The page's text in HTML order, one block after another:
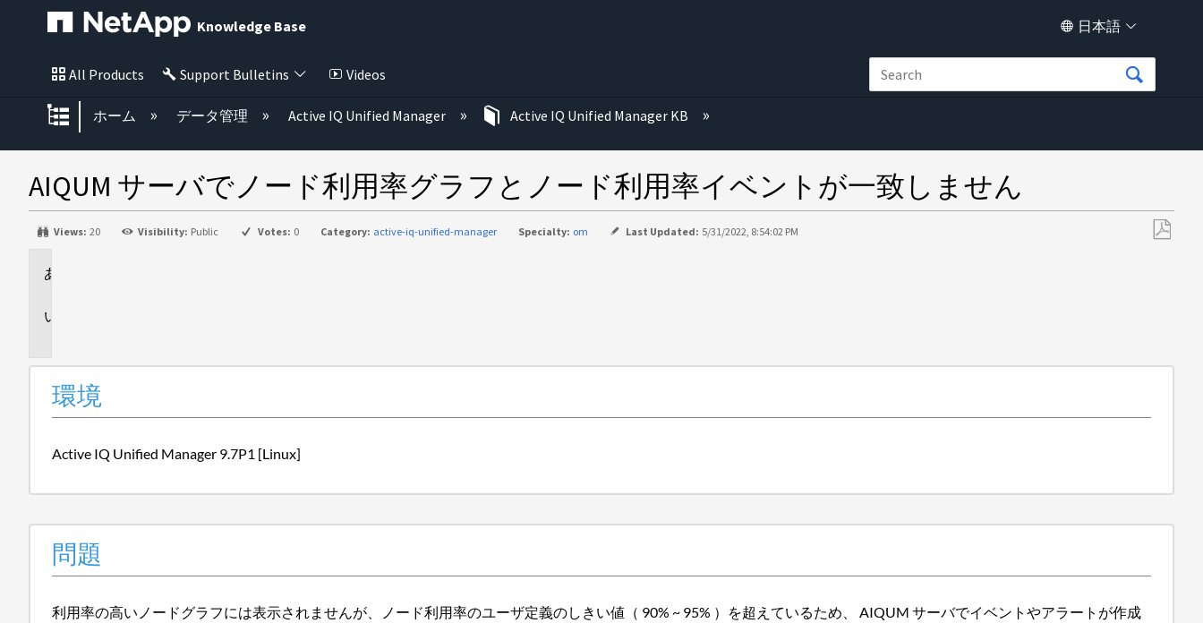
Knowledge Base 日本語
All Products Support Bulletins Videos
グローバル階層を展開/折りたたむ
ホーム データ管理 Active IQ Unified Manager Active IQ Unified Manager KB
AIQUM サーバでノード利用率グラフとノード利用率イベントが一致しません
Views: 20 Visibility: Public Votes: 0 Category: active-iq-unified-manager Specialty: om Last Updated: 5/31/2022, 8:54:02 PM
環境
Active IQ Unified Manager 9.7P1 [Linux]
問題
利用率の高いノードグラフには表示されませんが、ノード利用率のユーザ定義のしきい値（ 90% ~ 95% ）を超えているため、 AIQUM サーバでイベントやアラートが作成